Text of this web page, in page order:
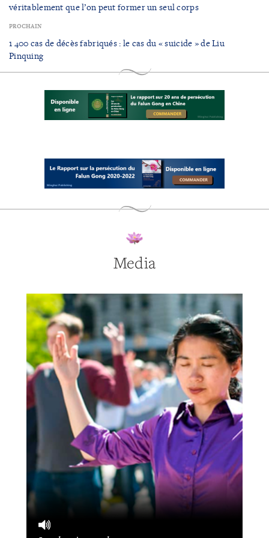
véritablement que l’on peut former un seul corps
PROCHAIN
1 400 cas de décès fabriqués : le cas du « suicide » de Liu
Pinquing
Media